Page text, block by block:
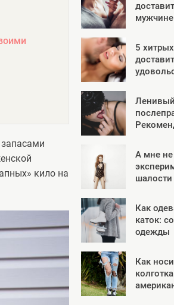
кило на
мужчине
5
Ленивый
А мне
шалости
Как
каток:
одежды
Как